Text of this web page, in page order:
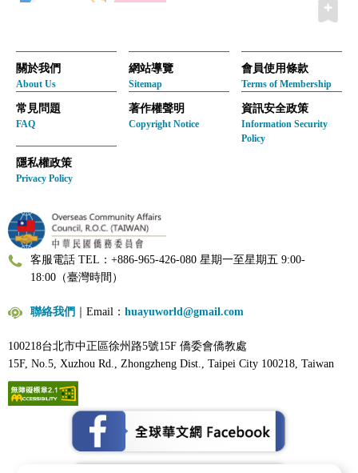
關於我們
About Us
網站導覽
Sitemap
會員使用條款
Terms of Membership
常見問題
FAQ
著作權聲明
Copyright Notice
資訊安全政策
Information Security
Policy
隱私權政策
Privacy Policy
客服電話 TEL：+886-965-426-080 星期一至星期五 9:00-
18:00（臺灣時間）
聯絡我們 ｜Email： huayuworld@gmail.com
100218台北市中正區徐州路5號15F 僑委會僑教處
15F, No.5, Xuzhou Rd., Zhongzheng Dist., Taipei City 100218, Taiwan